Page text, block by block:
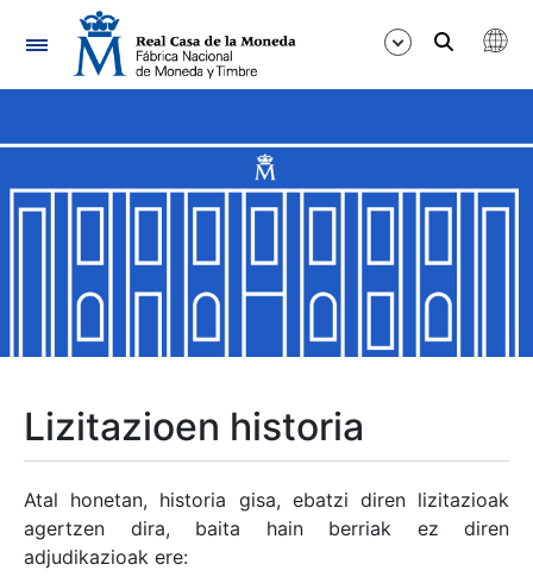
Nabigazioa
Erakutsi/Ezkutatu
Erakutsi/Ezkutatu
Erakutsi/Ezkutatu
Erakutsi/Ezkutatu
Lizitazioen historia
Atal honetan, historia gisa, ebatzi diren lizitazioak
agertzen dira, baita hain berriak ez diren
adjudikazioak ere: